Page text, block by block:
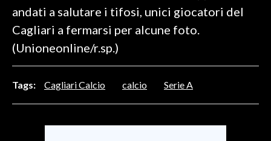
ABBONATI
ANNUNCI
NECROLOGI
PUBBLICITÀ
SPIAGGE
STORE
andati a salutare i tifosi, unici giocatori del
Cagliari a fermarsi per alcune foto.
(Unioneonline/r.sp.)
Tags: Cagliari Calcio calcio Serie A